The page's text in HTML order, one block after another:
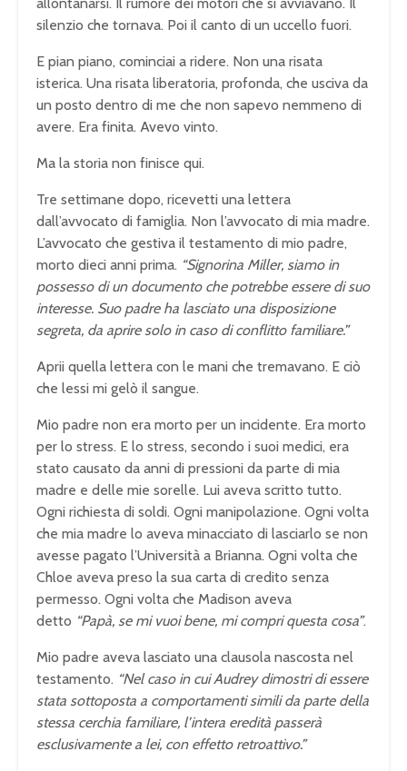
allontanarsi. Il rumore dei motori che si avviavano. Il
silenzio che tornava. Poi il canto di un uccello fuori.
E pian piano, cominciai a ridere. Non una risata
isterica. Una risata liberatoria, profonda, che usciva da
un posto dentro di me che non sapevo nemmeno di
avere. Era finita. Avevo vinto.
Ma la storia non finisce qui.
Tre settimane dopo, ricevetti una lettera
dall’avvocato di famiglia. Non l’avvocato di mia madre.
L’avvocato che gestiva il testamento di mio padre,
morto dieci anni prima. “Signorina Miller, siamo in
possesso di un documento che potrebbe essere di suo
interesse. Suo padre ha lasciato una disposizione
segreta, da aprire solo in caso di conflitto familiare.”
Aprii quella lettera con le mani che tremavano. E ciò
che lessi mi gelò il sangue.
Mio padre non era morto per un incidente. Era morto
per lo stress. E lo stress, secondo i suoi medici, era
stato causato da anni di pressioni da parte di mia
madre e delle mie sorelle. Lui aveva scritto tutto.
Ogni richiesta di soldi. Ogni manipolazione. Ogni volta
che mia madre lo aveva minacciato di lasciarlo se non
avesse pagato l’Università a Brianna. Ogni volta che
Chloe aveva preso la sua carta di credito senza
permesso. Ogni volta che Madison aveva
detto “Papà, se mi vuoi bene, mi compri questa cosa”.
Mio padre aveva lasciato una clausola nascosta nel
testamento. “Nel caso in cui Audrey dimostri di essere
stata sottoposta a comportamenti simili da parte della
stessa cerchia familiare, l’intera eredità passerà
esclusivamente a lei, con effetto retroattivo.”